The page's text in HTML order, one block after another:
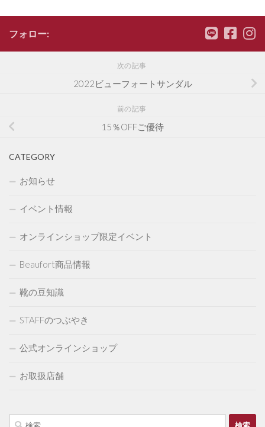
フォロー:
次の記事
2022ビューフォートサンダル
前の記事
15％OFFご優待
CATEGORY
お知らせ
イベント情報
オンラインショップ限定イベント
Beaufort商品情報
靴の豆知識
STAFFのつぶやき
公式オンラインショップ
お取扱店舗
検